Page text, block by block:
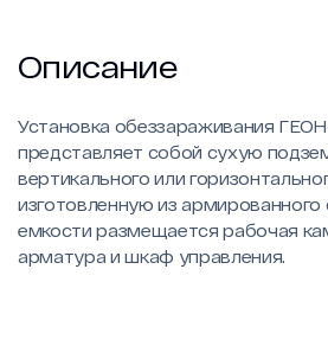
Описание
Установка обеззараживания
представляет собой сухую
вертикального или
изготовленную из армированного
емкости размещается рабочая
арматура и шкаф управления.